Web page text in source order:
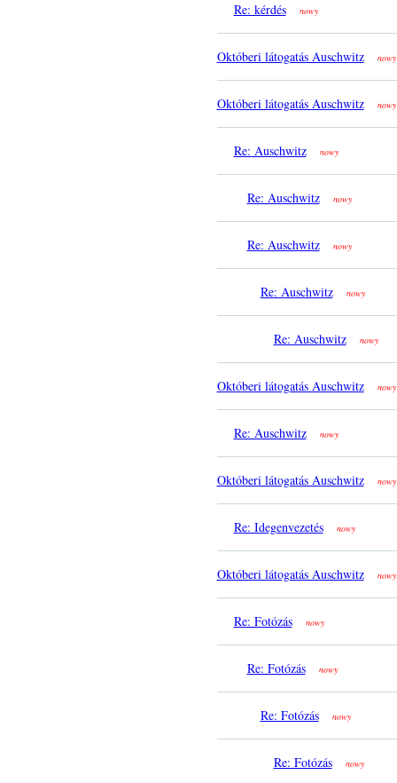
Re: kérdés nowy
Októberi látogatás Auschwitz nowy
Októberi látogatás Auschwitz nowy
Re: Auschwitz nowy
Re: Auschwitz nowy
Re: Auschwitz nowy
Re: Auschwitz nowy
Re: Auschwitz nowy
Októberi látogatás Auschwitz nowy
Re: Auschwitz nowy
Októberi látogatás Auschwitz nowy
Re: Idegenvezetés nowy
Októberi látogatás Auschwitz nowy
Re: Fotózás nowy
Re: Fotózás nowy
Re: Fotózás nowy
Re: Fotózás nowy